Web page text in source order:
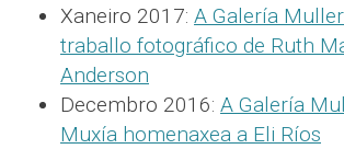
Xaneiro 2017: A Galería
traballo fotográfico de Ruth
Anderson
Decembro 2016: A Galería
Muxía homenaxea a Eli Ríos